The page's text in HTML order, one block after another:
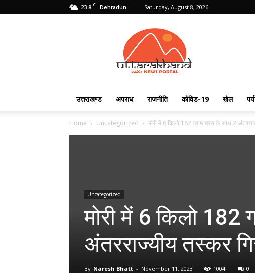
23.8 C Dehradun Saturday, August 8, 2026
Uttarakhand
24X7
उत्तराखण्ड अपराध राजनीति कोविड-19 खेल
Home Uncategorized मोरी में 6 किलो 182 ग्राम चरस के साथ 2
Uncategorized
मोरी में 6 किलो
अंतरराज्यीय तस्कर
By Naresh Bhatt - November 11, 2023 1004 0